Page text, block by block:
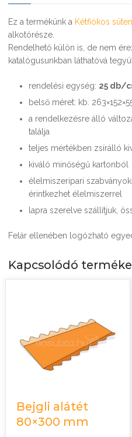
Ez a termékünk a Kétfiókos
alkotórésze.
Rendelhető külön is, de nem
katalógusunkban láthatóvá
rendelési egység: 25 db/
belső méret: kb.
a rendelkezésre álló
találja
teljes mértékben zsírálló
kiváló minőségű kartonból
élelmiszeripari
érintkezhet élelmiszerrel
lapra szerelve szállítjuk,
Felár ellenében logózható
Kapcsolódó
Bejgli alátét
80×300 mm